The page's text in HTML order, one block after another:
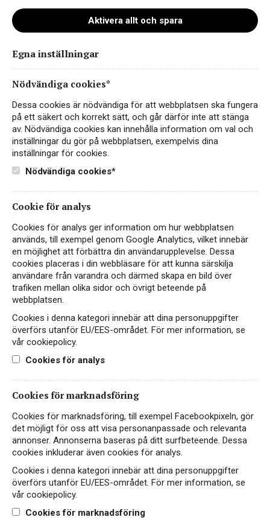
Casa Capriolo Governo
RÖTT VIN
ITALIEN, TOSCANA
Governo är Toscanas eget svar på Ripasso. En metod
som innebär att torkade druvor tillsätts till ett färdigt vin
så att det jäser igen och får mer kraft, smak och…
mer
109 kr KÖP PÅ SYSTEMBOLAGET
Topp tio bästsäljande
från Toscana på
Systembolaget
Sangiovese
Vinmakningsteknik från
1300-talet
Perfekt till vilt!
Hitta passande recept hos Viva Vin & Mat
PASSAR TILL
Kött Vegetariskt
FAKTA
Aktivera allt och spara
Egna inställningar
Nödvändiga cookies*
Dessa cookies är nödvändiga för att webbplatsen ska fungera
på ett säkert och korrekt sätt, och går därför inte att stänga
av. Nödvändiga cookies kan innehålla information om val och
inställningar du gör på webbplatsen, exempelvis dina
inställningar för cookies.
Nödvändiga cookies*
Cookie för analys
Cookies för analys ger information om hur webbplatsen
används, till exempel genom Google Analytics, vilket innebär
en möjlighet att förbättra din användarupplevelse. Dessa
cookies placeras i din webbläsare för att kunna särskilja
användare från varandra och därmed skapa en bild över
trafiken mellan olika sidor och övrigt beteende på
webbplatsen.
Cookies i denna kategori innebär att dina personuppgifter
överförs utanför EU/EES-området. För mer information, se
vår cookiepolicy.
Cookies för analys
Cookies för marknadsföring
Cookies för marknadsföring, till exempel Facebookpixeln, gör
det möjligt för oss att visa personanpassade och relevanta
annonser. Annonserna baseras på ditt surfbeteende. Dessa
cookies inkluderar även cookies för analys.
Cookies i denna kategori innebär att dina personuppgifter
överförs utanför EU/EES-området. För mer information, se
vår cookiepolicy.
Cookies för marknadsföring